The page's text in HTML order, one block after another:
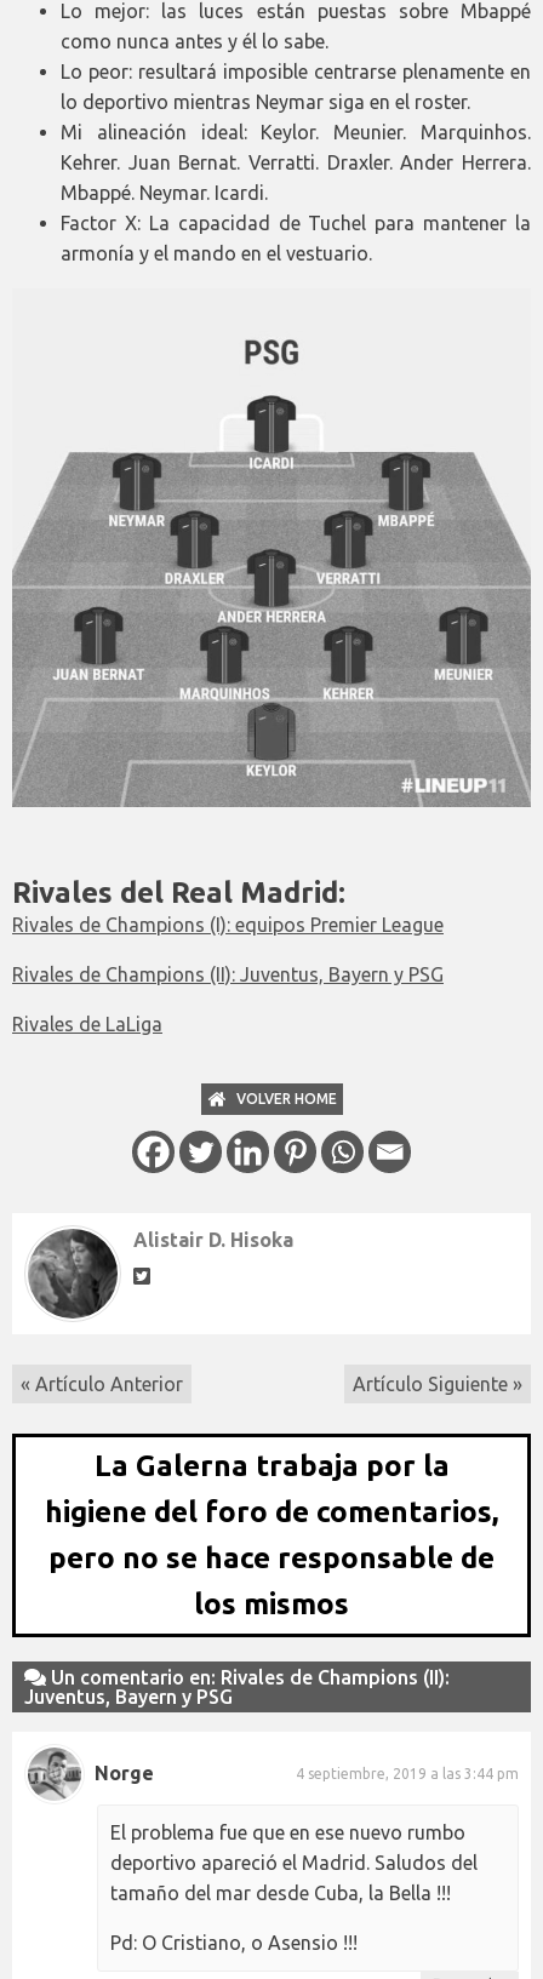
Lo mejor: las luces están puestas sobre Mbappé
como nunca antes y él lo sabe.
Lo peor: resultará imposible centrarse plenamente en
lo deportivo mientras Neymar siga en el roster.
Mi alineación ideal: Keylor. Meunier. Marquinhos.
Kehrer. Juan Bernat. Verratti. Draxler. Ander Herrera.
Mbappé. Neymar. Icardi.
Factor X: La capacidad de Tuchel para mantener la
armonía y el mando en el vestuario.
Rivales del Real Madrid:
Rivales de Champions (I): equipos Premier League
Rivales de Champions (II): Juventus, Bayern y PSG
Rivales de LaLiga
VOLVER HOME
Alistair D. Hisoka
« Artículo Anterior Artículo Siguiente »
La Galerna trabaja por la
higiene del foro de comentarios,
pero no se hace responsable de
los mismos
Un comentario en: Rivales de Champions (II):
Juventus, Bayern y PSG
Norge 4 septiembre, 2019 a las 3:44 pm
El problema fue que en ese nuevo rumbo
deportivo apareció el Madrid. Saludos del
tamaño del mar desde Cuba, la Bella !!!
Pd: O Cristiano, o Asensio !!!